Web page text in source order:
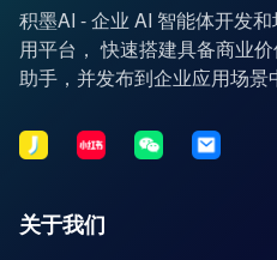
积墨AI - 企业 AI 智能体开发
用平台， 快速搭建具备商业
助手，并发布到企业应用场景
关于我们